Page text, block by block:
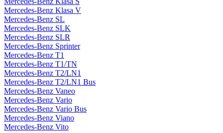
Mercedes-Benz Klasa V
Mercedes-Benz SL
Mercedes-Benz SLK
Mercedes-Benz SLR
Mercedes-Benz Sprinter
Mercedes-Benz T1
Mercedes-Benz T1/TN
Mercedes-Benz T2/LN1
Mercedes-Benz T2/LN1 Bus
Mercedes-Benz Vaneo
Mercedes-Benz Vario
Mercedes-Benz Vario Bus
Mercedes-Benz Viano
Mercedes-Benz Vito